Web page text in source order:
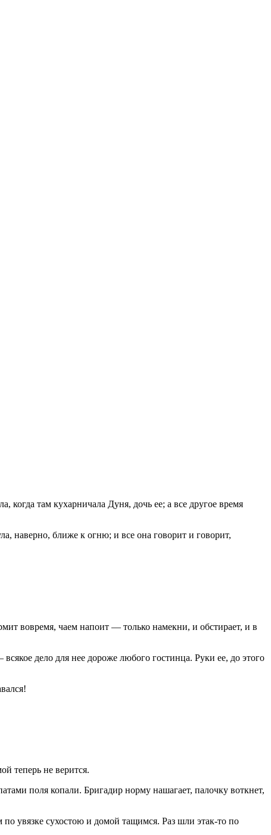
когда там кухарничала Дуня, дочь ее; а все другое время
наверно, ближе к огню; и все она говорит и говорит,
вовремя, чаем напоит — только намекни, и обстирает, и в
дело для нее дороже любого гостинца. Руки ее, до этого
теперь не верится.
поля копали. Бригадир норму нашагает, палочку воткнет,
увязке сухостою и домой тащимся. Раз шли этак-то по